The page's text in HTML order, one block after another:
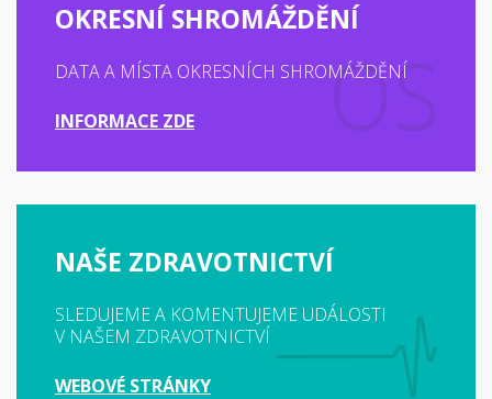
OKRESNÍ SHROMÁŽDĚNÍ
DATA A MÍSTA OKRESNÍCH SHROMÁŽDĚNÍ
INFORMACE ZDE
NAŠE ZDRAVOTNICTVÍ
SLEDUJEME A KOMENTUJEME UDÁLOSTI
V NAŠEM ZDRAVOTNICTVÍ
WEBOVÉ STRÁNKY